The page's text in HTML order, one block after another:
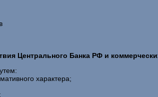
Центрального Банка РФ и
характера;